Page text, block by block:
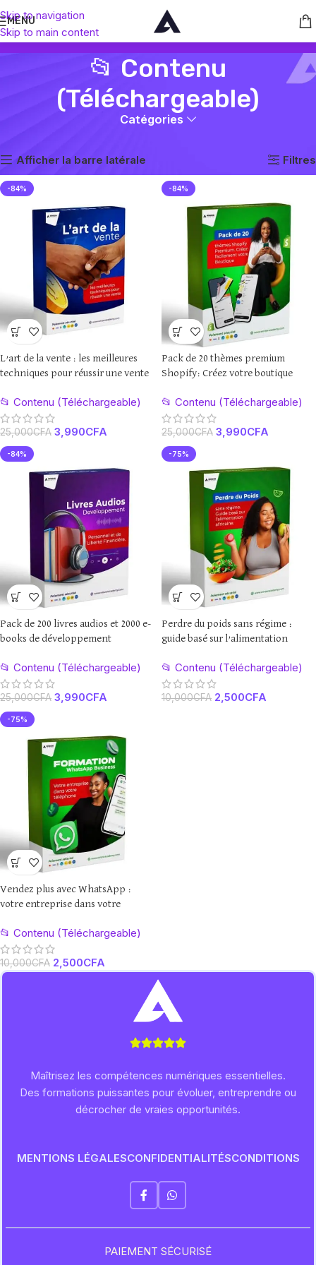
Skip to navigation
Skip to main content
MENU
📂 Contenu
(Téléchargeable)
Catégories
Afficher la barre latérale
Filtres
-84%
L’art de la vente : les meilleures
techniques pour réussir une vente
📂 Contenu (Téléchargeable)
25,000CFA 3,990CFA
-84%
Pack de 20 thèmes premium
Shopify: Créez votre boutique
📂 Contenu (Téléchargeable)
25,000CFA 3,990CFA
-84%
Pack de 200 livres audios et 2000 e-
books de développement
📂 Contenu (Téléchargeable)
25,000CFA 3,990CFA
-75%
Perdre du poids sans régime :
guide basé sur l’alimentation
📂 Contenu (Téléchargeable)
10,000CFA 2,500CFA
-75%
Vendez plus avec WhatsApp :
votre entreprise dans votre
📂 Contenu (Téléchargeable)
10,000CFA 2,500CFA
Maîtrisez les compétences numériques essentielles.
Des formations puissantes pour évoluer, entreprendre ou
décrocher de vraies opportunités.
MENTIONS LÉGALESCONFIDENTIALITÉSCONDITIONS
PAIEMENT SÉCURISÉ